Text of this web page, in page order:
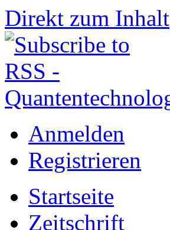
Direkt zum Inhalt
Anmelden
Registrieren
Startseite
Zeitschrift